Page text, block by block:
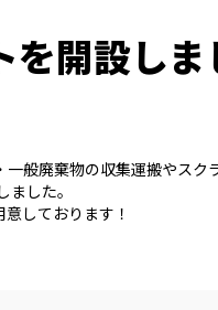
を開設しま
般廃棄物の収集運搬やスク
した。
しております！